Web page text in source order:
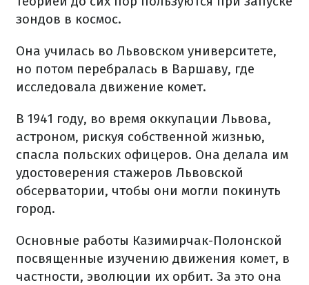
зондов в космос.
Она училась во Львовском университете,
но потом перебралась в Варшаву, где
исследовала движение комет.
В 1941 году, во время оккупации Львова,
астроном, рискуя собственной жизнью,
спасла польских офицеров. Она делала им
удостоверения стажеров Львовской
обсерватории, чтобы они могли покинуть
город.
Основные работы Казимирчак-Полонской
посвященные изучению движения комет, в
частности, эволюции их орбит. За это она